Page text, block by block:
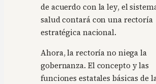
de acuerdo con la ley, el
salud contará con una rectoría
estratégica nacional.
Ahora, la rectoría no niega la
gobernanza. El concepto y las
funciones estatales básicas de